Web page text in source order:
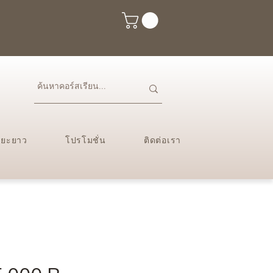
ะยาว โปรโมชั่น ติดต่อเรา